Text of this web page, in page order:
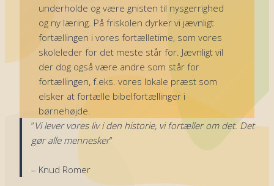
underholde og være gnisten til nysgerrighed
og ny læring. På friskolen dyrker vi jævnligt
fortællingen i vores fortælletime, som vores
skoleleder for det meste står for. Jævnligt vil
der dog også være andre som står for
fortællingen, f.eks. vores lokale præst som
elsker at fortælle bibelfortællinger i
børnehøjde.
“Vi lever vores liv i den historie, vi fortæller om det. Det
gør alle mennesker”
– Knud Romer